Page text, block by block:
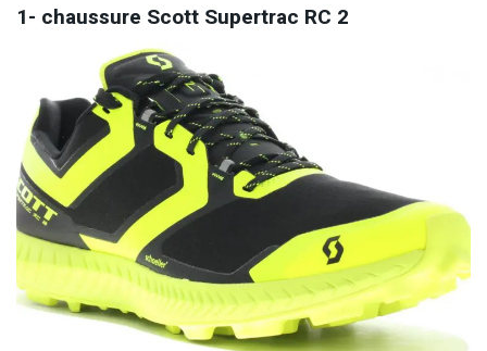
1- chaussure Scott Supertrac RC 2